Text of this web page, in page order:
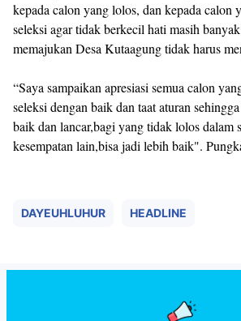
kepada calon yang lolos, dan kepada calon
seleksi agar tidak berkecil hati masih
memajukan Desa Kutaagung tidak harus
“Saya sampaikan apresiasi semua calon
seleksi dengan baik dan taat aturan
baik dan lancar,bagi yang tidak lolos dalam
kesempatan lain,bisa jadi lebih baik".
DAYEUHLUHUR HEADLINE